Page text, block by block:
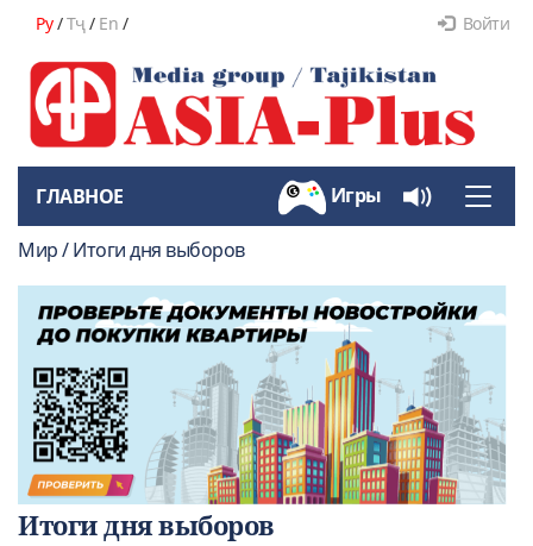
Ру/Тҷ/ En / Войти
Toggle
ГЛАВНОЕ Игры
Мир / Итоги дня выборов
Итоги дня выборов